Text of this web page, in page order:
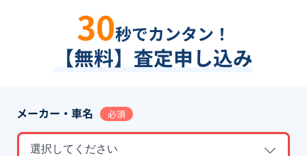
30秒でカンタン！
【無料】査定申し込み
メーカー・車名 必須
選択してください